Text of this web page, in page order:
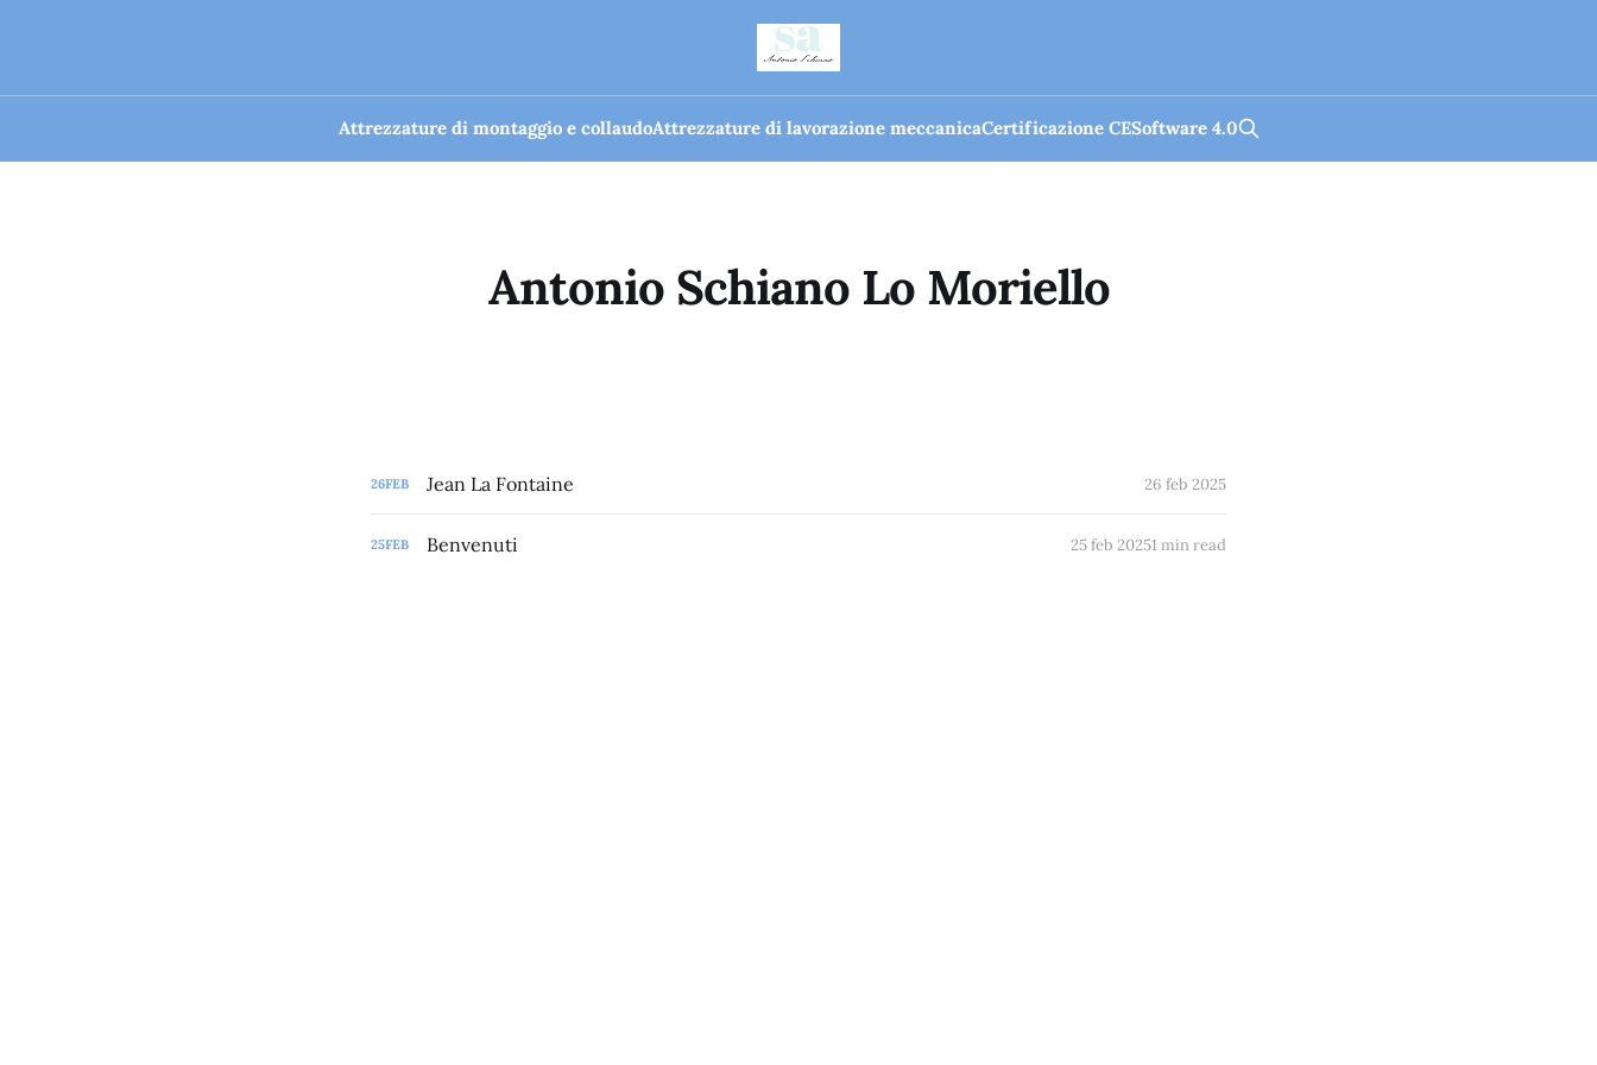
Attrezzature di montaggio e collaudoAttrezzature di lavorazione meccanicaCertificazione CESoftware 4.0
Antonio Schiano Lo Moriello
26FEB Jean La Fontaine 26 feb 2025
25FEB Benvenuti 25 feb 20251 min read